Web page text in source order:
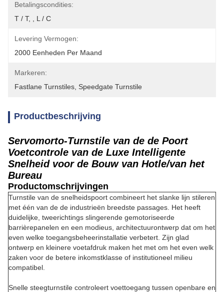
Betalingscondities:
T / T, , L / C
Levering Vermogen:
2000 Eenheden Per Maand
Markeren:
Fastlane Turnstiles Speedgate Turnstile
Productbeschrijving
Servomorto-Turnstile van de de Poort
Voetcontrole van de Luxe Intelligente
Snelheid voor de Bouw van Hotle/van het
Bureau
Productomschrijvingen
Turnstile van de snelheidspoort combineert het slanke lijn stileren
met één van de de industrieën breedste passages. Het heeft
duidelijke, tweerichtings slingerende gemotoriseerde
barrièrepanelen en een modieus, architectuurontwerp dat om het
even welke toegangsbeheerinstallatie verbetert. Zijn glad
ontwerp en kleinere voetafdruk maken het met om het even welk
zaken voor de betere inkomstklasse of institutioneel milieu
compatibel.
Snelle steegturnstile controleert voettoegang tussen openbare en